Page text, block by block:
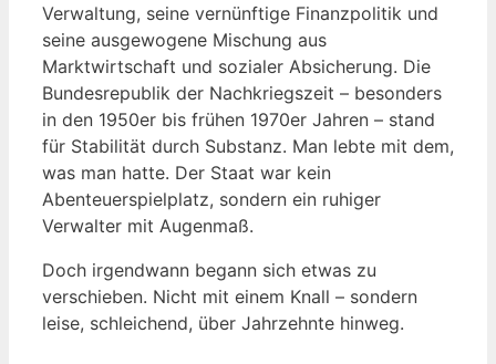
Verwaltung, seine vernünftige Finanzpolitik und
seine ausgewogene Mischung aus
Marktwirtschaft und sozialer Absicherung. Die
Bundesrepublik der Nachkriegszeit – besonders
in den 1950er bis frühen 1970er Jahren – stand
für Stabilität durch Substanz. Man lebte mit dem,
was man hatte. Der Staat war kein
Abenteuerspielplatz, sondern ein ruhiger
Verwalter mit Augenmaß.
Doch irgendwann begann sich etwas zu
verschieben. Nicht mit einem Knall – sondern
leise, schleichend, über Jahrzehnte hinweg.